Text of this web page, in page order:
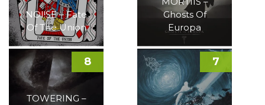
NOI!SE – Fate
Of The Union
Ghosts Of
Europa
TOWERING –
8 7